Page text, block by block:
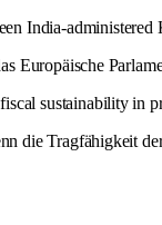
India-administered
Europäische
sustainability in
die Tragfähigkeit